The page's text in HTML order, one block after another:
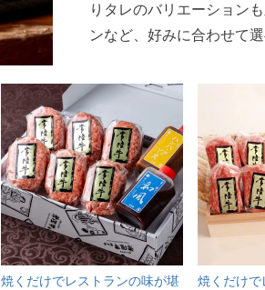
りタレのバリエーション
ンなど、好みに合わせて選
焼くだけでレストランの味が堪
焼くだけで